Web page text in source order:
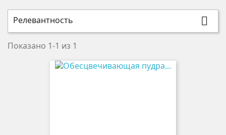
Релевантность 
Показано 1-1 из 1